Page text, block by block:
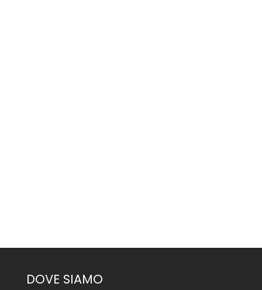
DOVE SIAMO